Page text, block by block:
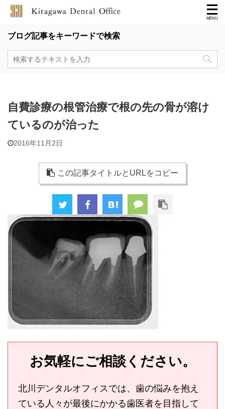
ブログ記事をキーワードで検索
自費診療の根管治療で根の先の骨が溶け
ているのが治った
2016年11月2日
この記事タイトルとURLをコピー
お気軽にご相談ください。
北川デンタルオフィスでは、歯の悩みを抱え
ている人々が最後にかかる歯医者を目指して